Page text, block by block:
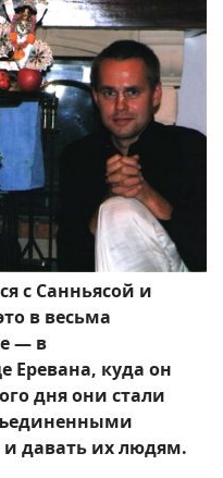
с Санньясой и
в весьма
— в
Еревана, куда он
дня они стали
давать их людям.